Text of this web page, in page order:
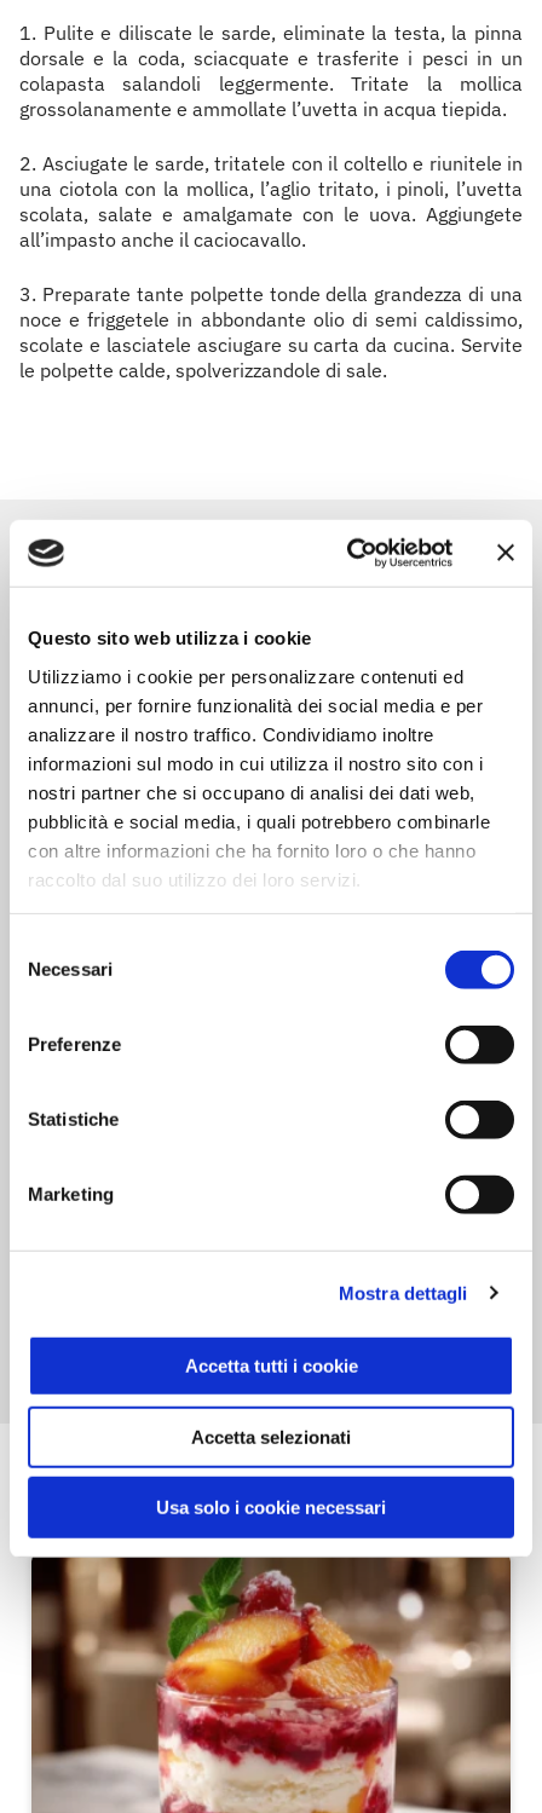
Questo sito web utilizza i cookie
Utilizziamo i cookie per personalizzare contenuti ed
annunci, per fornire funzionalità dei social media e per
analizzare il nostro traffico. Condividiamo inoltre
informazioni sul modo in cui utilizza il nostro sito con i
nostri partner che si occupano di analisi dei dati web,
pubblicità e social media, i quali potrebbero combinarle
con altre informazioni che ha fornito loro o che hanno
raccolto dal suo utilizzo dei loro servizi.
delNecessari
Preferenze
Statistiche
Marketing
Mostra dettagli
Accetta tutti i cookie
Accetta selezionati
Usa solo i cookie necessari
1. Pulite e diliscate le sarde, eliminate la testa, la pinna
dorsale e la coda, sciacquate e trasferite i pesci in un
colapasta salandoli leggermente. Tritate la mollica
grossolanamente e ammollate l’uvetta in acqua tiepida.
2. Asciugate le sarde, tritatele con il coltello e riunitele in
una ciotola con la mollica, l’aglio tritato, i pinoli, l’uvetta
scolata, salate e amalgamate con le uova. Aggiungete
all’impasto anche il caciocavallo.
3. Preparate tante polpette tonde della grandezza di una
noce e friggetele in abbondante olio di semi caldissimo,
scolate e lasciatele asciugare su carta da cucina. Servite
le polpette calde, spolverizzandole di sale.
Prodotti correlati
6 Uova Fresche Grandi da allevamento a terra
Le nostre ricette TUTTE LE RICETTE